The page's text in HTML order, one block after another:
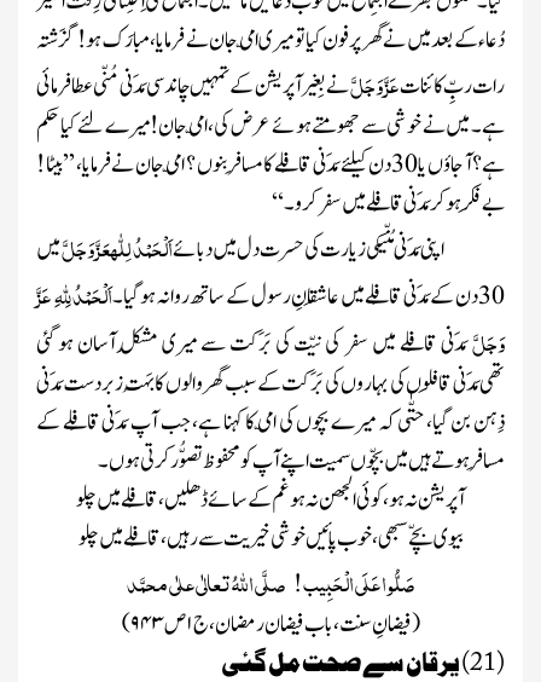
دُعاءکے بعد میں نے گھر پرفون کیا تو میری امّی جان نے فرمایا،مبارَک ہو!گزَشتہ
رات ربِّ کائناتعَزَّ وَجَلَّنے بِغیر آپریشن کے تمہیں چاند سی مَدَنی مُنّی عطا فرمائی
ہے۔میں نے خوشی سے جھومتے ہوئے عرض کی، امّی جان! میرے لئے کیا حکم
ہے؟آ جاؤںیا30 دن
کیلئے مَدَنی قافِلے کا مسافِر بنوں ؟ امّی جان نے فرمایا، ’’بیٹا !
بے فِکر ہو کرمَدَنی قافِلےمیں سفرکرو۔‘‘
اپنیمَدَنی مُنّیکی زیارت کی حسرت دل میں دبائےاَلْحَمْدُ لِلّٰہعَزَّ وَجَلَّمی
30 دن
کے مَدَنی قافِلے میںعاشِقانِ رسولکے ساتھ روانہ ہوگیا۔اَلْحَمْدُلِلّٰہِعَزَّ
وَجَلَّمَدَنی قافِلے میں سفر کی نیّت کی بَرَکت سے میری مُشکِل آسان ہو گئی
تھیمَدَنی قافِلوں کی بہاروںکی بَرَکت کے سبب گھر والوں کا بَہُت زبردست مَدَنی
ذِہن بن گیا، حتّٰی کہ میرے بچوں کی امّی کا کہنا ہے، جب آپمَدَنی قافِلےکے
مسافِر ہوتے ہیں میں بچّوں سمیت اپنے آپ کو محفوظ تصوُّر کرتی ہوں ۔
آپریشن نہ ہو، کوئی الجھن نہ ہو غم کے سائے ڈھلیں ، قافِلے میں چلو
بیوی بچّے سبھی، خوب پائیں خوشی خیریت سے رہیں ، قافِلے میں چلو
صَلُّو ا عَلَی الْحَبِیب ! صلَّی اللّٰہُ تعالٰی علٰی محمَّد
(فیضانِ سنت، باب فیضان رمضان، ج۱ص۹۴۳)
(21) یرقان سے صحت مل گئی